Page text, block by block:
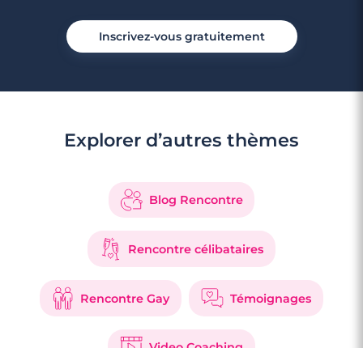
3 minutes
Inscrivez-vous gratuitement
Explorer d’autres thèmes
Blog Rencontre
Rencontre célibataires
Rencontre Gay Témoignages